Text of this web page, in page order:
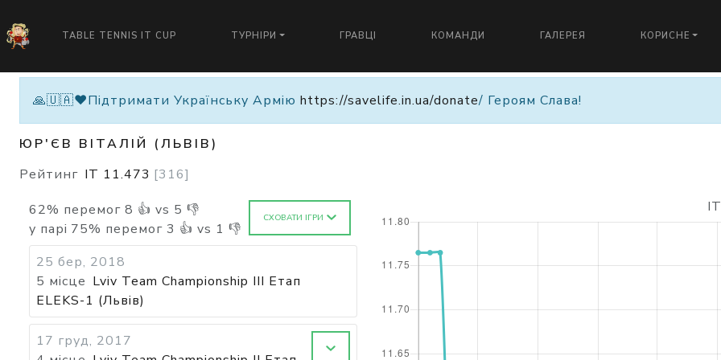
TABLE TENNIS IT CUP ТУРНІРИ ГРАВЦІ КОМАНДИ ГАЛЕРЕЯ КОРИСНЕ
🙏🇺🇦❤️Підтримати Українську Армію https://savelife.in.ua/donate/ Героям Слава!
ЮР'ЄВ ВІТАЛІЙ (ЛЬВІВ)
Рейтинг IT 11.473 [316]
62% перемог 8 👍 vs 5 👎
у парі 75% перемог 3 👍 vs 1 👎
СХОВАТИ ІГРИ
25 бер, 2018
5 місце Lviv Team Championship III Етап
ELEKS-1 (Львів)
17 груд, 2017
IT